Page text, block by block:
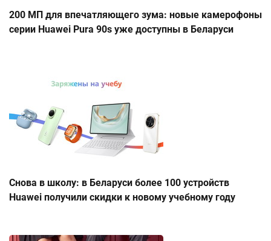
200 МП для впечатляющего зума: новые камерофоны
серии Huawei Pura 90s уже доступны в Беларуси
Снова в школу: в Беларуси более 100 устройств
Huawei получили скидки к новому учебному году